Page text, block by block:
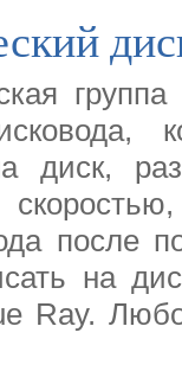
диск,
после
на
Ray.